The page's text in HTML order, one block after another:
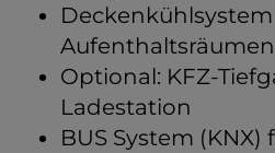
Aufenthaltsräumen
Optional: KFZ-
Ladestation
BUS System